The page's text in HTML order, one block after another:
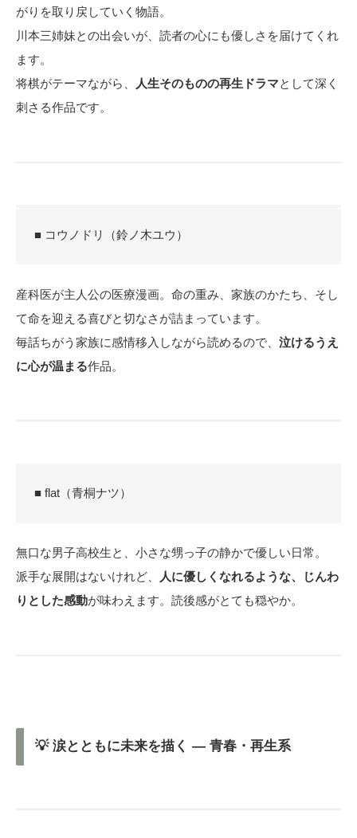
がりを取り戻していく物語。
川本三姉妹との出会いが、読者の心にも優しさを届けてくれ
ます。
将棋がテーマながら、
人生そのものの再生ドラマとして深く
刺さる作品です。
■ コウノドリ（鈴ノ木ユウ）
産科医が主人公の医療漫画。命の重み、家族のかたち、そし
て命を迎える喜びと切なさが詰まっています。
毎話ちがう家族に感情移入しながら読めるので、 泣けるうえ
に心が温まる作品。
■ flat（青桐ナツ）
無口な男子高校生と、小さな甥っ子の静かで優しい日常。
派手な展開はないけれど、
人に優しくなれるような、じんわ
りとした感動が味わえます。読後感がとても穏やか。
💡 涙とともに未来を描く ― 青春・再生系